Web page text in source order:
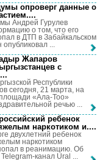
опроверг данные о
.
Андрей Гурулев
о том, что его
в ДТП в Забайкальском
...
Жапаров
с
.
Республики
сегодня, 21 марта, на
«Ала-Тоо»
речью ...
ребенок
наркотиком и....
двухлетний ребенок
наркотиком
в реанимацию. Об
канал Ural ...